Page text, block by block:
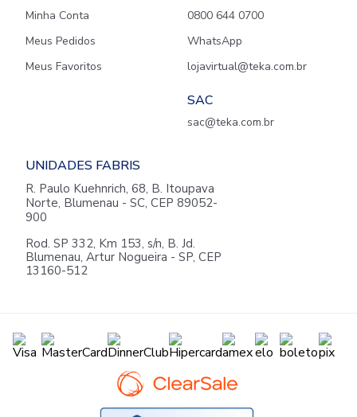
Minha Conta
Meus Pedidos
Meus Favoritos
0800 644 0700
WhatsApp
lojavirtual@teka.com.br
SAC
sac@teka.com.br
UNIDADES FABRIS
R. Paulo Kuehnrich, 68, B. Itoupava
Norte, Blumenau - SC, CEP 89052-
900
Rod. SP 332, Km 153, s/n, B. Jd.
Blumenau, Artur Nogueira - SP, CEP
13160-512